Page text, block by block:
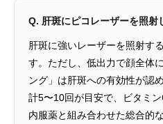
Q. 肝斑にピコレーザーを照射
肝斑に強いレーザーを照射す
す。ただし、低出力で顔全体
ング」は肝斑への有効性が認
計5〜10回が目安で、ビタミ
内服薬と組み合わせた総合的